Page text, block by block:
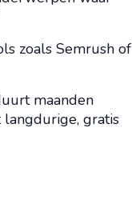
zoals Semrush of
maanden
gratis